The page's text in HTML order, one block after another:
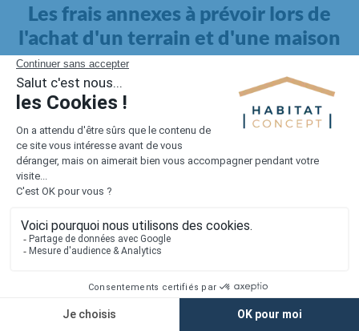
Les frais annexes à prévoir lors de
l'achat d'un terrain et d'une maison
Il faut également intégrer à votre budget, les
pour la maison. Outre l'achat du terrain et la construction, il
faut prendre en compte la viabilisation si elle n'est pas
proposée par le constructeur. Les frais de raccordements et les
taxes éventuelles coûtent entre 5 000 et 15 000 euros selon la
localisation du terrain et son accès.
Quant auxfrais de notaire
Lorsque vous vous tournez vers une maison existante, il sera
nécessaire de faire des travaux de rénovation. Ceux-ci sont
souvent coûteux et doivent être ajoutés au prix de l'achat